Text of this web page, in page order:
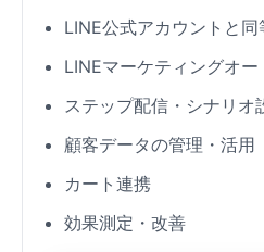
LINE公式アカウントと
LINEマーケティングオ
ステップ配信・シナリオ
顧客データの管理・活用
カート連携
効果測定・改善